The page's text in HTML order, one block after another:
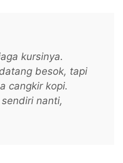
kursinya.
besok, tapi
cangkir kopi.
nanti,